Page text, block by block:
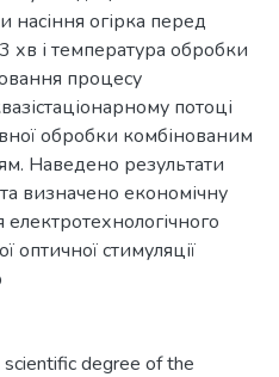
огірка перед
хв і температура обробки
процесу
потоці
обробки комбінованим
Наведено результати
визначено економічну
оптичної стимуляції
degree of the